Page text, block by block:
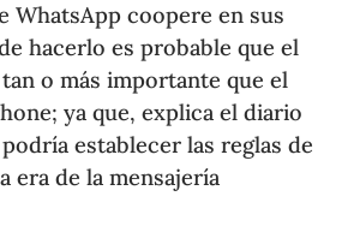
WhatsApp coopere en sus
hacerlo es probable que el
o más importante que el
ya que, explica el diario
establecer las reglas de
era de la mensajería